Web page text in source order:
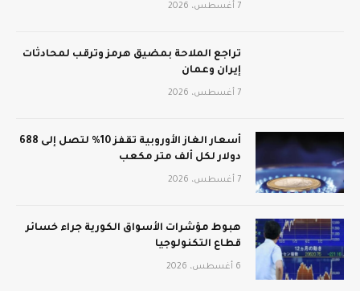
7 أغسطس، 2026
تراجع الملاحة بمضيق هرمز وترقب لمحادثات
إيران وعمان
7 أغسطس، 2026
أسعار الغاز الأوروبية تقفز 10% لتصل إلى 688
دولار لكل ألف متر مكعب
7 أغسطس، 2026
هبوط مؤشرات الأسواق الكورية جراء خسائر
قطاع التكنولوجيا
6 أغسطس، 2026